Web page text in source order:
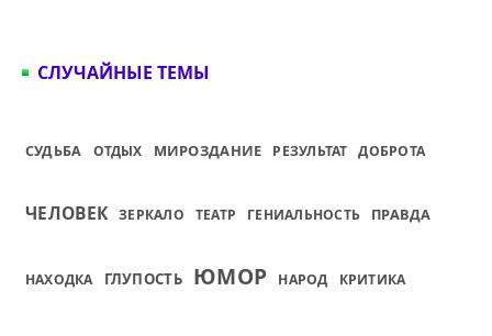
СЛУЧАЙНЫЕ ТЕМЫ
СУДЬБА ОТДЫХ МИРОЗДАНИЕ РЕЗУЛЬТАТ ДОБРОТА
ЧЕЛОВЕК ЗЕРКАЛО ТЕАТР ГЕНИАЛЬНОСТЬ ПРАВДА
НАХОДКА ГЛУПОСТЬ ЮМОР НАРОД КРИТИКА